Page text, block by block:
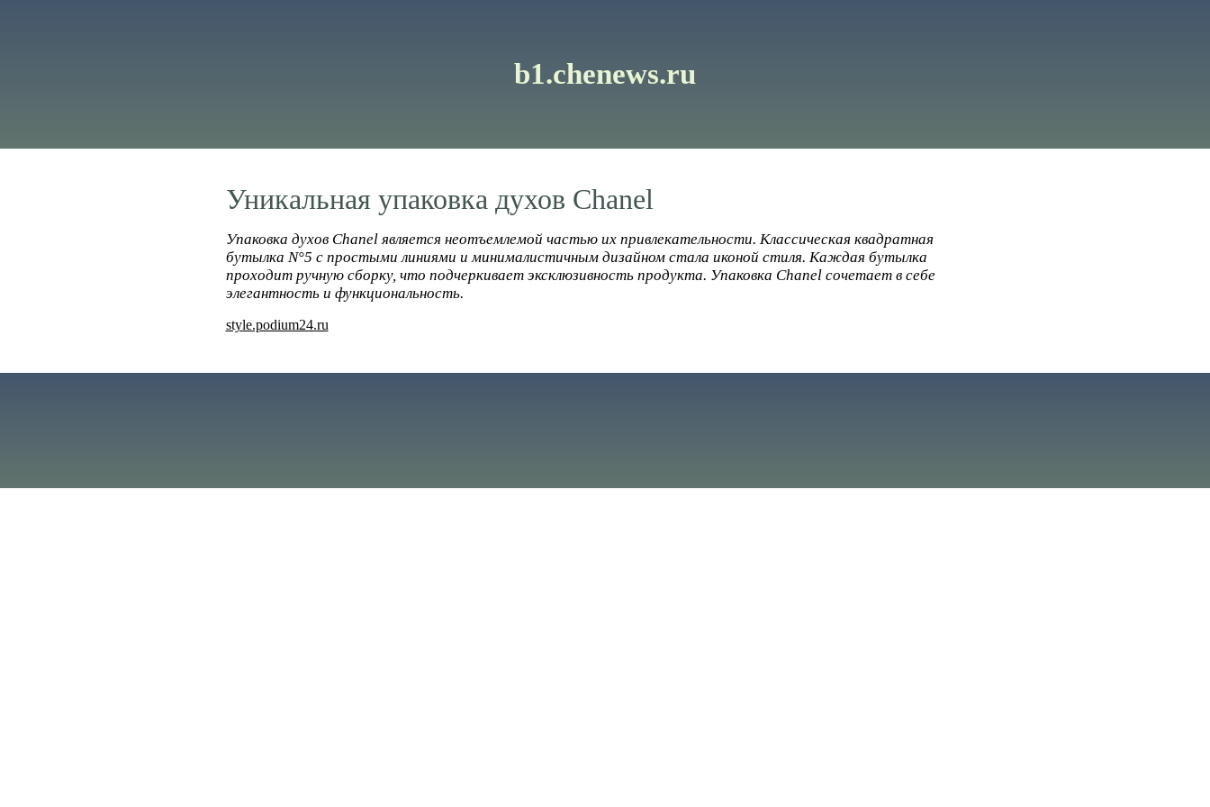
b1.chenews.ru
Уникальная упаковка духов Chanel
Упаковка духов Chanel является неотъемлемой частью их привлекательности. Классическая квадратная
бутылка N°5 с простыми линиями и минималистичным дизайном стала иконой стиля. Каждая бутылка
проходит ручную сборку, что подчеркивает эксклюзивность продукта. Упаковка Chanel сочетает в себе
элегантность и функциональность.
style.podium24.ru